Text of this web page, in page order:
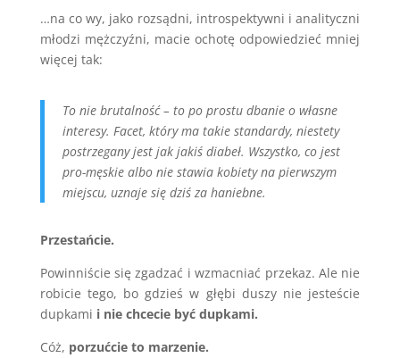
…na co wy, jako rozsądni, introspektywni i analityczni
młodzi mężczyźni, macie ochotę odpowiedzieć mniej
więcej tak:
To nie brutalność – to po prostu dbanie o własne
interesy. Facet, który ma takie standardy, niestety
postrzegany jest jak jakiś diabeł. Wszystko, co jest
pro-męskie albo nie stawia kobiety na pierwszym
miejscu, uznaje się dziś za haniebne.
Przestańcie.
Powinniście się zgadzać i wzmacniać przekaz. Ale nie
robicie tego, bo gdzieś w głębi duszy nie jesteście
dupkami i nie chcecie być dupkami.
Cóż, porzućcie to marzenie.